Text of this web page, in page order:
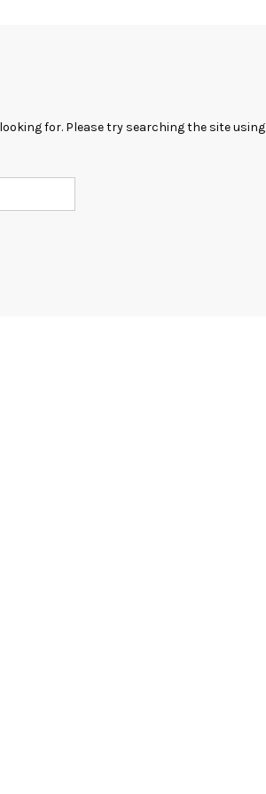
for. Please try searching the site using